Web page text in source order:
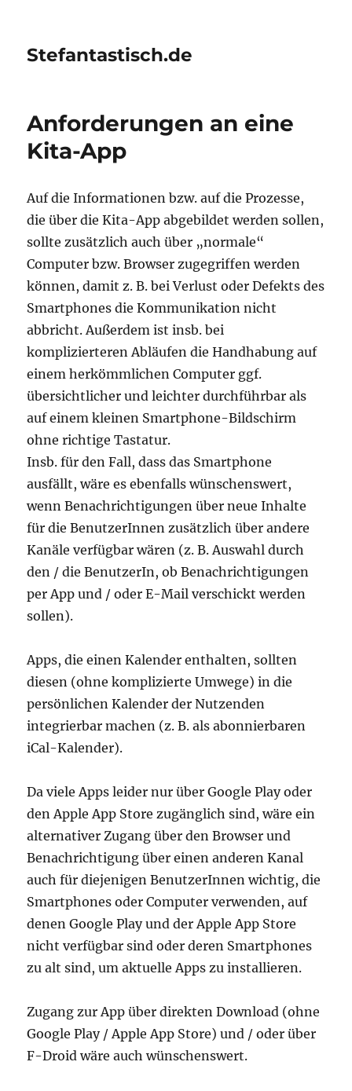
Stefantastisch.de
Anforderungen an eine
Kita-App
Auf die Informationen bzw. auf die Prozesse,
die über die Kita-App abgebildet werden sollen,
sollte zusätzlich auch über „normale“
Computer bzw. Browser zugegriffen werden
können, damit z. B. bei Verlust oder Defekts des
Smartphones die Kommunikation nicht
abbricht. Außerdem ist insb. bei
komplizierteren Abläufen die Handhabung auf
einem herkömmlichen Computer ggf.
übersichtlicher und leichter durchführbar als
auf einem kleinen Smartphone-Bildschirm
ohne richtige Tastatur.
Insb. für den Fall, dass das Smartphone
ausfällt, wäre es ebenfalls wünschenswert,
wenn Benachrichtigungen über neue Inhalte
für die BenutzerInnen zusätzlich über andere
Kanäle verfügbar wären (z. B. Auswahl durch
den / die BenutzerIn, ob Benachrichtigungen
per App und / oder E-Mail verschickt werden
sollen).
Apps, die einen Kalender enthalten, sollten
diesen (ohne komplizierte Umwege) in die
persönlichen Kalender der Nutzenden
integrierbar machen (z. B. als abonnierbaren
iCal-Kalender).
Da viele Apps leider nur über Google Play oder
den Apple App Store zugänglich sind, wäre ein
alternativer Zugang über den Browser und
Benachrichtigung über einen anderen Kanal
auch für diejenigen BenutzerInnen wichtig, die
Smartphones oder Computer verwenden, auf
denen Google Play und der Apple App Store
nicht verfügbar sind oder deren Smartphones
zu alt sind, um aktuelle Apps zu installieren.
Zugang zur App über direkten Download (ohne
Google Play / Apple App Store) und / oder über
F-Droid wäre auch wünschenswert.